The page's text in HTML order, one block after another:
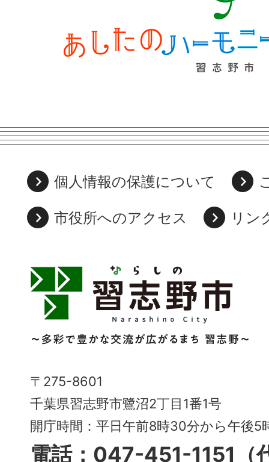
個人情報の保護について
市役所へのアクセス
リン
習
志
野
市
Narashino
City
～
多
〒275-8601
千葉県習志野市鷺沼2丁目1番1号
開庁時間：平日午前8時30分から午後5
電話：047-451-1151（